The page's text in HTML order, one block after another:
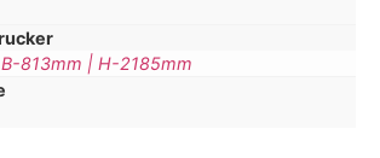
813mm | H-2185mm